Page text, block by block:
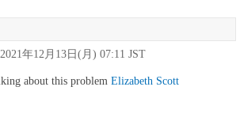
年12月13日(月) 07:11 JST
about this problem Elizabeth Scott